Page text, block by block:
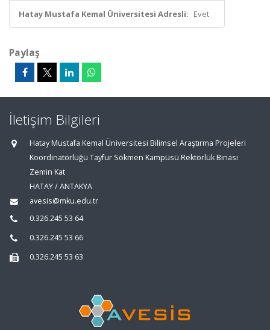
Hatay Mustafa Kemal Üniversitesi Adresli: Evet
Paylaş
İletişim Bilgileri
Hatay Mustafa Kemal Üniversitesi Bilimsel Araştırma Projeleri
Koordinatörlüğü Tayfur Sökmen Kampüsü Rektörlük Binası
Zemin Kat
HATAY / ANTAKYA
avesis@mku.edu.tr
0.326.245 53 64
0.326.245 53 66
0.326.245 53 63